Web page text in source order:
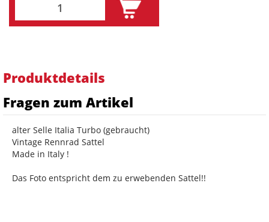
Produktdetails
Fragen zum Artikel
alter Selle Italia Turbo (gebraucht)
Vintage Rennrad Sattel
Made in Italy !
Das Foto entspricht dem zu erwebenden Sattel!!